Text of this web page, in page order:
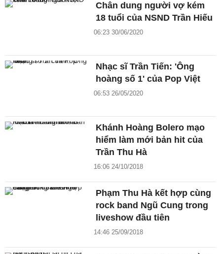
Chân dung người vợ kém
18 tuổi của NSND Trần Hiếu
06:23 30/06/2020
Nhạc sĩ Trần Tiến: 'Ông
hoàng số 1' của Pop Việt
06:53 26/05/2020
Khánh Hoàng Bolero mạo
hiểm làm mới bản hit của
Trần Thu Hà
16:06 24/10/2018
Phạm Thu Hà kết hợp cùng
rock band Ngũ Cung trong
liveshow đầu tiên
14:46 25/09/2018